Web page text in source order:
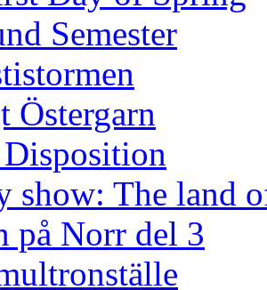
Semester
Östergarn
Disposition
show: The land
på Norr del 3